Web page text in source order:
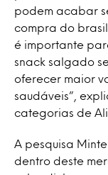
podem acabar
compra do
é importante
snack salgado
oferecer maior
saudáveis”,
categorias de
A pesquisa
dentro deste